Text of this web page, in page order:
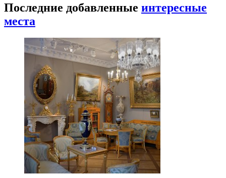
Последние добавленные интересные
места